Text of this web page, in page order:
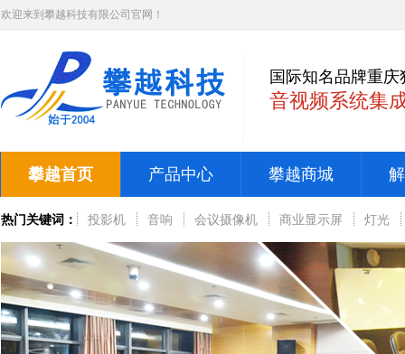
欢迎来到攀越科技有限公司官网！
国际知名品牌重庆
音视频系统集
攀越首页 产品中心 攀越商城
热门关键词： 投影机 音响 会议摄像机 商业显示屏 灯光